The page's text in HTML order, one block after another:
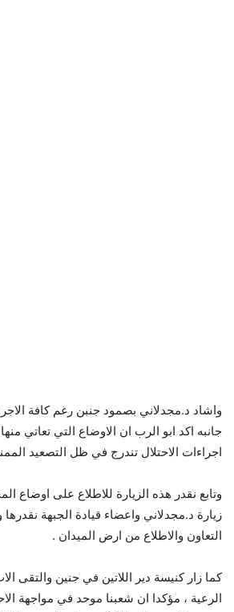
واشاد د.مجدلاني بصمود جنبن رغم كافة
جانبه اكد ابو الرب ان الاوضاع التي تعاتي
اجراءات الاحتلال تندرج في ظل التصعيد
وتابع نقدر هذه الزيارة للاطلاع على اوضاع
زيارة د.مجدلاني واعضاء قيادة الجبهة نقدرها
التعاون والاطلاع من ارض الميدان .
كما زار كنيسة دير اللاتين في جنين والتقى
الرعية ، مؤكدا ان شعبنا موحد في مواجهة